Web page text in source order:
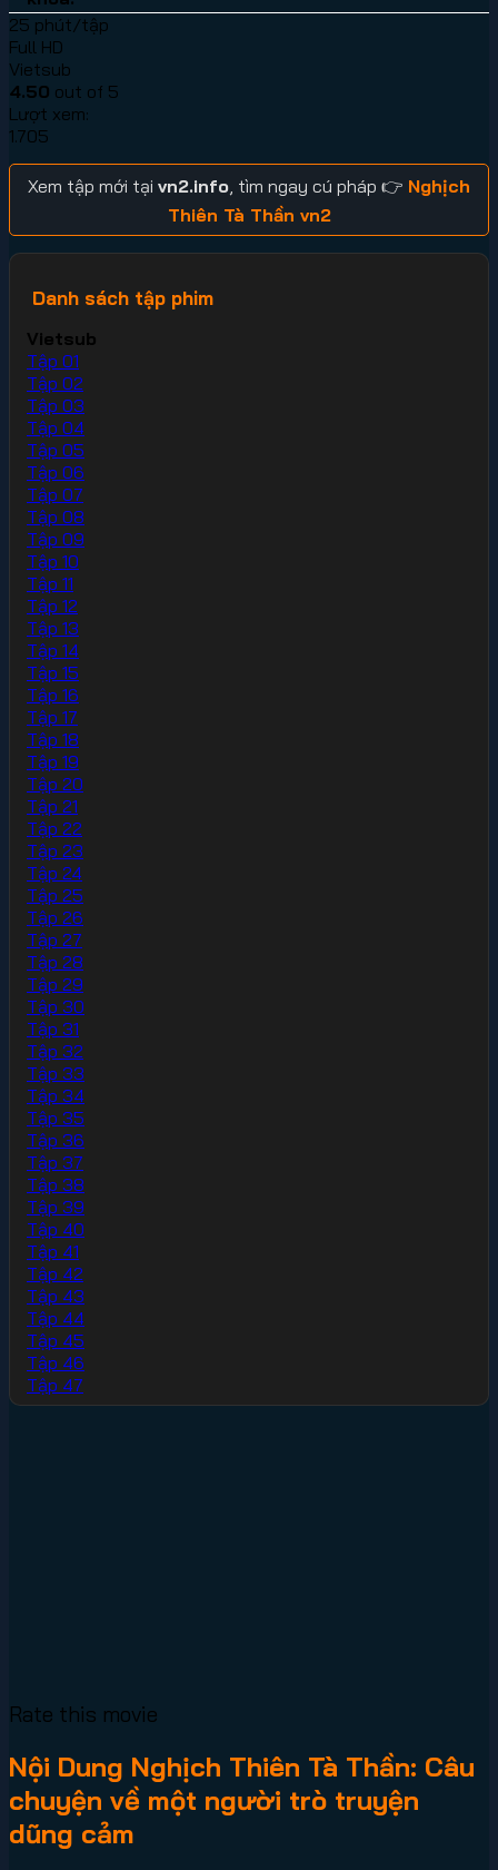
25 phút/tập
Full HD
Vietsub
4.50 out of 5
Lượt xem:
1.705
Xem tập mới tại vn2.info , tìm ngay cú pháp 👉 Nghịch
Thiên Tà Thần vn2
Danh sách tập phim
Vietsub
Tập 01
Tập 02
Tập 03
Tập 04
Tập 05
Tập 06
Tập 07
Tập 08
Tập 09
Tập 10
Tập 11
Tập 12
Tập 13
Tập 14
Tập 15
Tập 16
Tập 17
Tập 18
Tập 19
Tập 20
Tập 21
Tập 22
Tập 23
Tập 24
Tập 25
Tập 26
Tập 27
Tập 28
Tập 29
Tập 30
Tập 31
Tập 32
Tập 33
Tập 34
Tập 35
Tập 36
Tập 37
Tập 38
Tập 39
Tập 40
Tập 41
Tập 42
Tập 43
Tập 44
Tập 45
Tập 46
Tập 47
Rate this movie
Nội Dung Nghịch Thiên Tà Thần: Câu
chuyện về một người trò truyện
dũng cảm